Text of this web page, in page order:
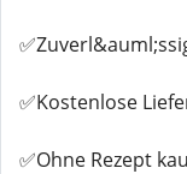
✅Kostenlose
✅Ohne Rezept